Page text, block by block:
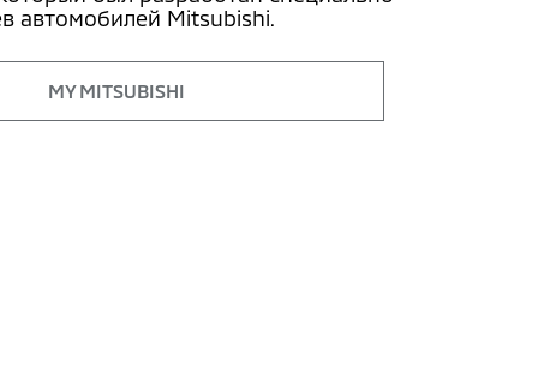
автомобилей Mitsubishi.
MY MITSUBISHI